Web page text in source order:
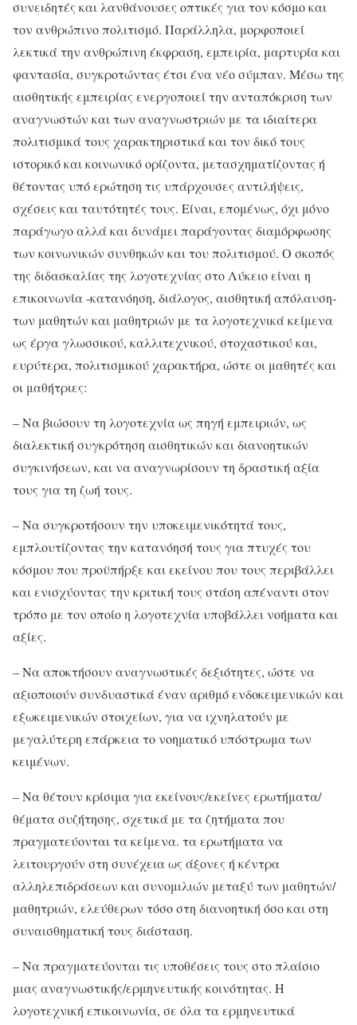
συνειδητές και λανθάνουσες οπτικές για τον κόσμο και
τον ανθρώπινο πολιτισμό. Παράλληλα, μορφοποιεί
λεκτικά την ανθρώπινη έκφραση, εμπειρία, μαρτυρία και
φαντασία, συγκροτώντας έτσι ένα νέο σύμπαν. Μέσω της
αισθητικής εμπειρίας ενεργοποιεί την ανταπόκριση των
αναγνωστών και των αναγνωστριών με τα ιδιαίτερα
πολιτισμικά τους χαρακτηριστικά και τον δικό τους
ιστορικό και κοινωνικό ορίζοντα, μετασχηματίζοντας ή
θέτοντας υπό ερώτηση τις υπάρχουσες αντιλήψεις,
σχέσεις και ταυτότητές τους. Είναι, επομένως, όχι μόνο
παράγωγο αλλά και δυνάμει παράγοντας διαμόρφωσης
των κοινωνικών συνθηκών και του πολιτισμού. Ο σκοπός
της διδασκαλίας της λογοτεχνίας στο Λύκειο είναι η
επικοινωνία -κατανόηση, διάλογος, αισθητική απόλαυση-
των μαθητών και μαθητριών με τα λογοτεχνικά κείμενα
ως έργα γλωσσικού, καλλιτεχνικού, στοχαστικού και,
ευρύτερα, πολιτισμικού χαρακτήρα, ώστε οι μαθητές και
οι μαθήτριες:
– Να βιώσουν τη λογοτεχνία ως πηγή εμπειριών, ως
διαλεκτική συγκρότηση αισθητικών και διανοητικών
συγκινήσεων, και να αναγνωρίσουν τη δραστική αξία
τους για τη ζωή τους.
– Να συγκροτήσουν την υποκειμενικότητά τους,
εμπλουτίζοντας την κατανόησή τους για πτυχές του
κόσμου που προϋπήρξε και εκείνου που τους περιβάλλει
και ενισχύοντας την κριτική τους στάση απέναντι στον
τρόπο με τον οποίο η λογοτεχνία υποβάλλει νοήματα και
αξίες.
– Να αποκτήσουν αναγνωστικές δεξιότητες, ώστε να
αξιοποιούν συνδυαστικά έναν αριθμό ενδοκειμενικών και
εξωκειμενικών στοιχείων, για να ιχνηλατούν με
μεγαλύτερη επάρκεια το νοηματικό υπόστρωμα των
κειμένων.
– Να θέτουν κρίσιμα για εκείνους/εκείνες ερωτήματα/
θέματα συζήτησης, σχετικά με τα ζητήματα που
πραγματεύονται τα κείμενα. τα ερωτήματα να
λειτουργούν στη συνέχεια ως άξονες ή κέντρα
αλληλεπιδράσεων και συνομιλιών μεταξύ των μαθητών/
μαθητριών, ελεύθερων τόσο στη διανοητική όσο και στη
συναισθηματική τους διάσταση.
– Να πραγματεύονται τις υποθέσεις τους στο πλαίσιο
μιας αναγνωστικής/ερμηνευτικής κοινότητας. Η
λογοτεχνική επικοινωνία, σε όλα τα ερμηνευτικά